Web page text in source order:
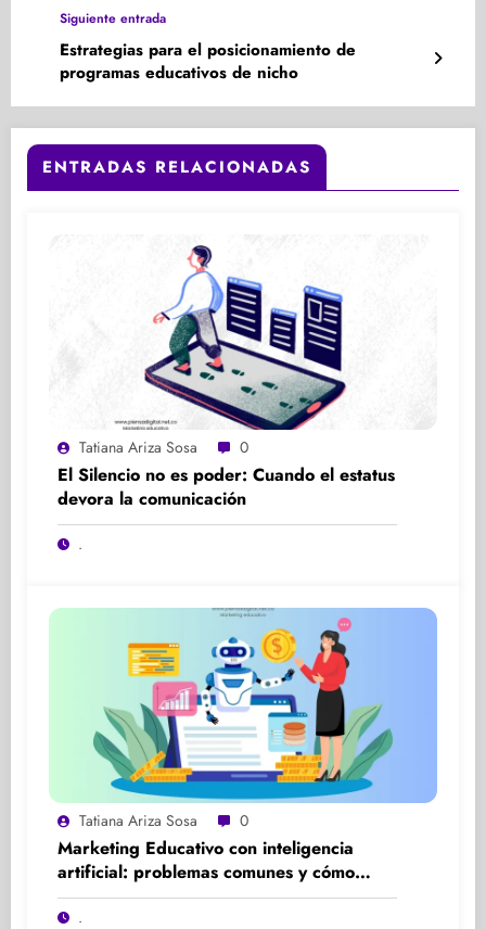
Siguiente entrada
Estrategias para el posicionamiento de
programas educativos de nicho
ENTRADAS RELACIONADAS
Tatiana Ariza Sosa 0
El Silencio no es poder: Cuando el estatus
devora la comunicación
.
Tatiana Ariza Sosa 0
Marketing Educativo con inteligencia
artificial: problemas comunes y cómo
solucionarlos
.